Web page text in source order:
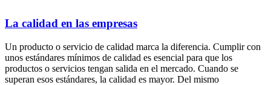
La calidad en las empresas
Un producto o servicio de calidad marca la diferencia. Cumplir con
unos estándares mínimos de calidad es esencial para que los
productos o servicios tengan salida en el mercado. Cuando se
superan esos estándares, la calidad es mayor. Del mismo